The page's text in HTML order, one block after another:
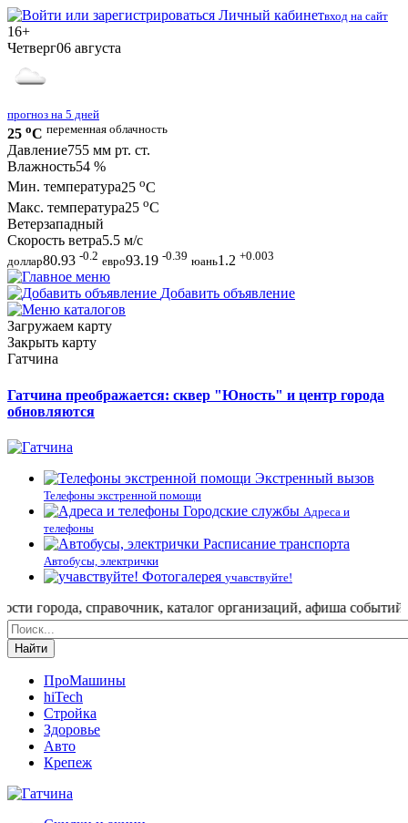
Личный кабинетвход на сайт
16+
Четверг06 августа
прогноз на 5 дней
25 oC переменная облачность
Давление755 мм рт. ст.
Влажность54 %
Мин. температура25 oC
Макс. температура25 oC
Ветерзападный
Скорость ветра5.5 м/с
доллар80.93 -0.2 евро93.19 -0.39 юань1.2 +0.003
Добавить объявление
Загружаем карту
Закрыть карту
Гатчина
Гатчина преображается: сквер "Юность" и центр города
обновляются
Экстренный вызов
Телефоны экстренной помощи
Городские службы Адреса и
телефоны
Расписание транспорта
Автобусы, электрички
Фотогалерея учавствуйте!
справочник, каталог организаций, афиша событий и не
Найти
ПроМашины
hiTech
Стройка
Здоровье
Авто
Крепеж